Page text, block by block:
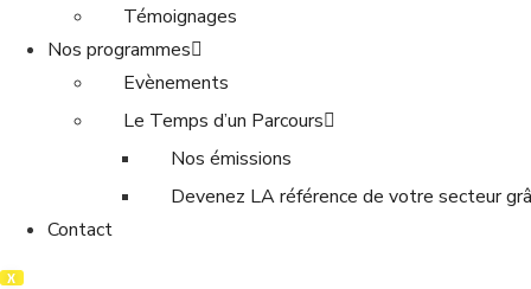
Témoignages
Nos programmes
Evènements
Le Temps d’un Parcours
Nos émissions
Devenez LA référence de votre secteur
Contact
X